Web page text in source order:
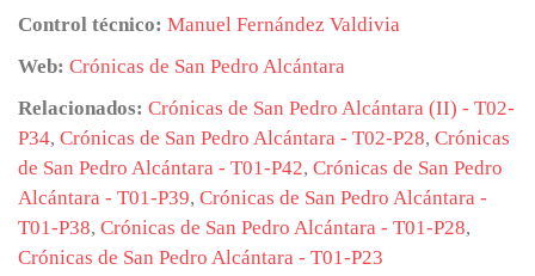
Control técnico: Manuel Fernández Valdivia
Web: Crónicas de San Pedro Alcántara
Relacionados: Crónicas de San Pedro Alcántara (II) - T02-
P34, Crónicas de San Pedro Alcántara - T02-P28, Crónicas
de San Pedro Alcántara - T01-P42, Crónicas de San Pedro
Alcántara - T01-P39, Crónicas de San Pedro Alcántara -
T01-P38, Crónicas de San Pedro Alcántara - T01-P28,
Crónicas de San Pedro Alcántara - T01-P23